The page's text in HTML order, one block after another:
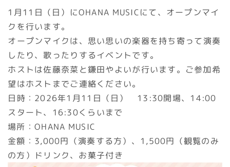
1月11日（日）にOHANA MUSICにて、オープンマイ
クを行います。
オープンマイクは、思い思いの楽器を持ち寄って演奏
したり、歌ったりするイベントです。
ホストは佐藤奈菜と鎌田やよいが行います。ご参加希
望はホストまでご連絡ください。
日時：2026年1月11日（日） 13:30開場、14:00
スタート、16:30くらいまで
場所：OHANA MUSIC
金額：3,000円（演奏する方）、1,500円（観覧のみ
の方）ドリンク、お菓子付き